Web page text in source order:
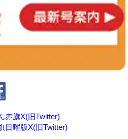
赤旗X(旧Twitter)
日曜版X(旧Twitter)